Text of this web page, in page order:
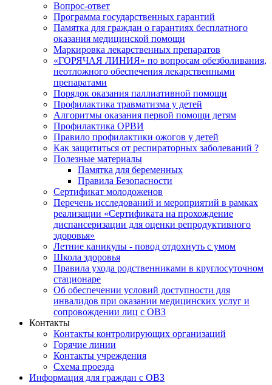
Вопрос-ответ
Программа государственных гарантий
Памятка для граждан о гарантиях бесплатного
оказания медицинской помощи
Маркировка лекарственных препаратов
«ГОРЯЧАЯ ЛИНИЯ» по вопросам обезболивания,
неотложного обеспечения лекарственными
препаратами
Порядок оказания паллиативной помощи
Профилактика травматизма у детей
Алгоритмы оказания первой помощи детям
Профилактика ОРВИ
Правило профилактики ожогов у детей
Как защититься от респираторных заболеваний ?
Полезные материалы
Памятка для беременных
Правила Безопасности
Сертификат молодоженов
Перечень исследований и мероприятий в рамках
реализации «Сертификата на прохождение
диспансеризации для оценки репродуктивного
здоровья»
Летние каникулы - повод отдохнуть с умом
Школа здоровья
Правила ухода родственниками в круглосуточном
стационаре
Об обеспечении условий доступности для
инвалидов при оказании медицинских услуг и
сопровождении лиц с ОВЗ
Контакты
Контакты контролирующих организаций
Горячие линии
Контакты учреждения
Схема проезда
Информация для граждан с ОВЗ